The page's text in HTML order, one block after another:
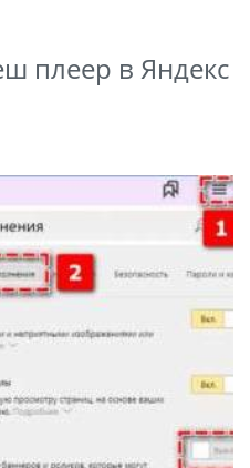
плеер в Яндекс